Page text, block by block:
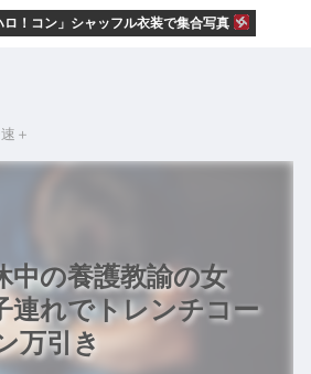
！コン」シャッフル衣装で集合写真
＋
中の養護教諭の女
連れでトレンチコー
万引き